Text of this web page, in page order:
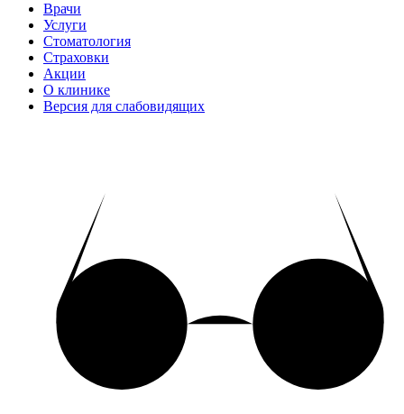
Врачи
Услуги
Стоматология
Страховки
Акции
О клинике
Версия для слабовидящих